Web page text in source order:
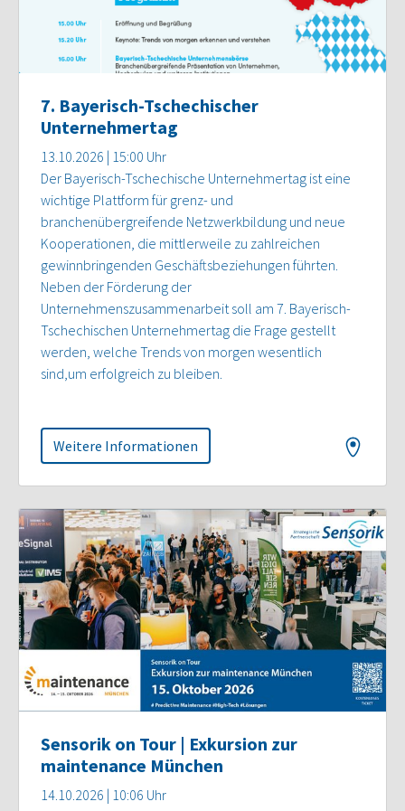
7. Bayerisch-Tschechischer
Unternehmertag
13.10.2026 | 15:00 Uhr
Der Bayerisch-Tschechische Unternehmertag ist eine
wichtige Plattform für grenz- und
branchenübergreifende Netzwerkbildung und neue
Kooperationen, die mittlerweile zu zahlreichen
gewinnbringenden Geschäftsbeziehungen führten.
Neben der Förderung der
Unternehmenszusammenarbeit soll am 7. Bayerisch-
Tschechischen Unternehmertag die Frage gestellt
werden, welche Trends von morgen wesentlich
sind,um erfolgreich zu bleiben.
Weitere Informationen
Sensorik on Tour | Exkursion zur
maintenance München
14.10.2026 | 10:06 Uhr